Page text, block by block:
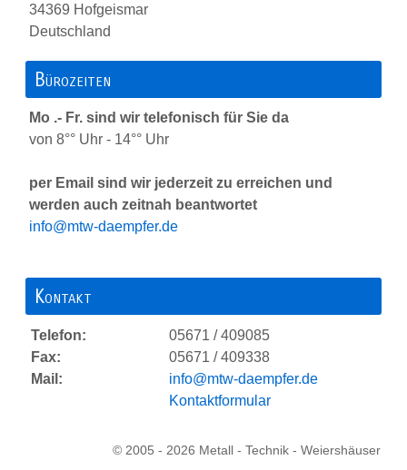
34369 Hofgeismar
Deutschland
Bürozeiten
Mo .- Fr. sind wir telefonisch für Sie da
von 8°° Uhr - 14°° Uhr
per Email sind wir jederzeit zu erreichen und
werden auch zeitnah beantwortet
info@mtw-daempfer.de
Kontakt
Telefon:
05671 / 409085
Fax:
05671 / 409338
Mail:
info@mtw-daempfer.de
Kontaktformular
© 2005 - 2026 Metall - Technik - Weiershäuser